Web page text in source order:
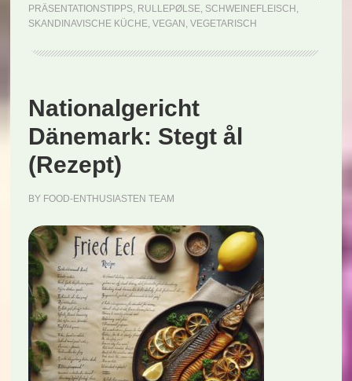
PRÄSENTATIONSTIPPS, RULLEPØLSE, SCHWEINEFLEISCH ,
SKANDINAVISCHE KÜCHE, VEGAN , VEGETARISCH
Nationalgericht
Dänemark: Stegt ål
(Rezept)
BY FOOD-ENTHUSIASTEN TEAM